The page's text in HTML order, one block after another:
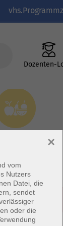
Dozenten-
vom
Nutzers
Datei, die
sendet
oder die
×